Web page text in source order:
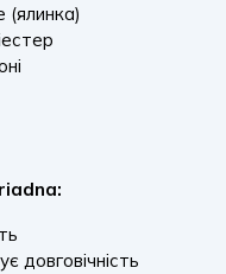
(ялинка)
довговічність